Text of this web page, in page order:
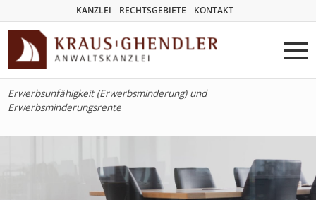
KANZLEI RECHTSGEBIETE KONTAKT
Erwerbsunfähigkeit (Erwerbsminderung) und
Erwerbsminderungsrente